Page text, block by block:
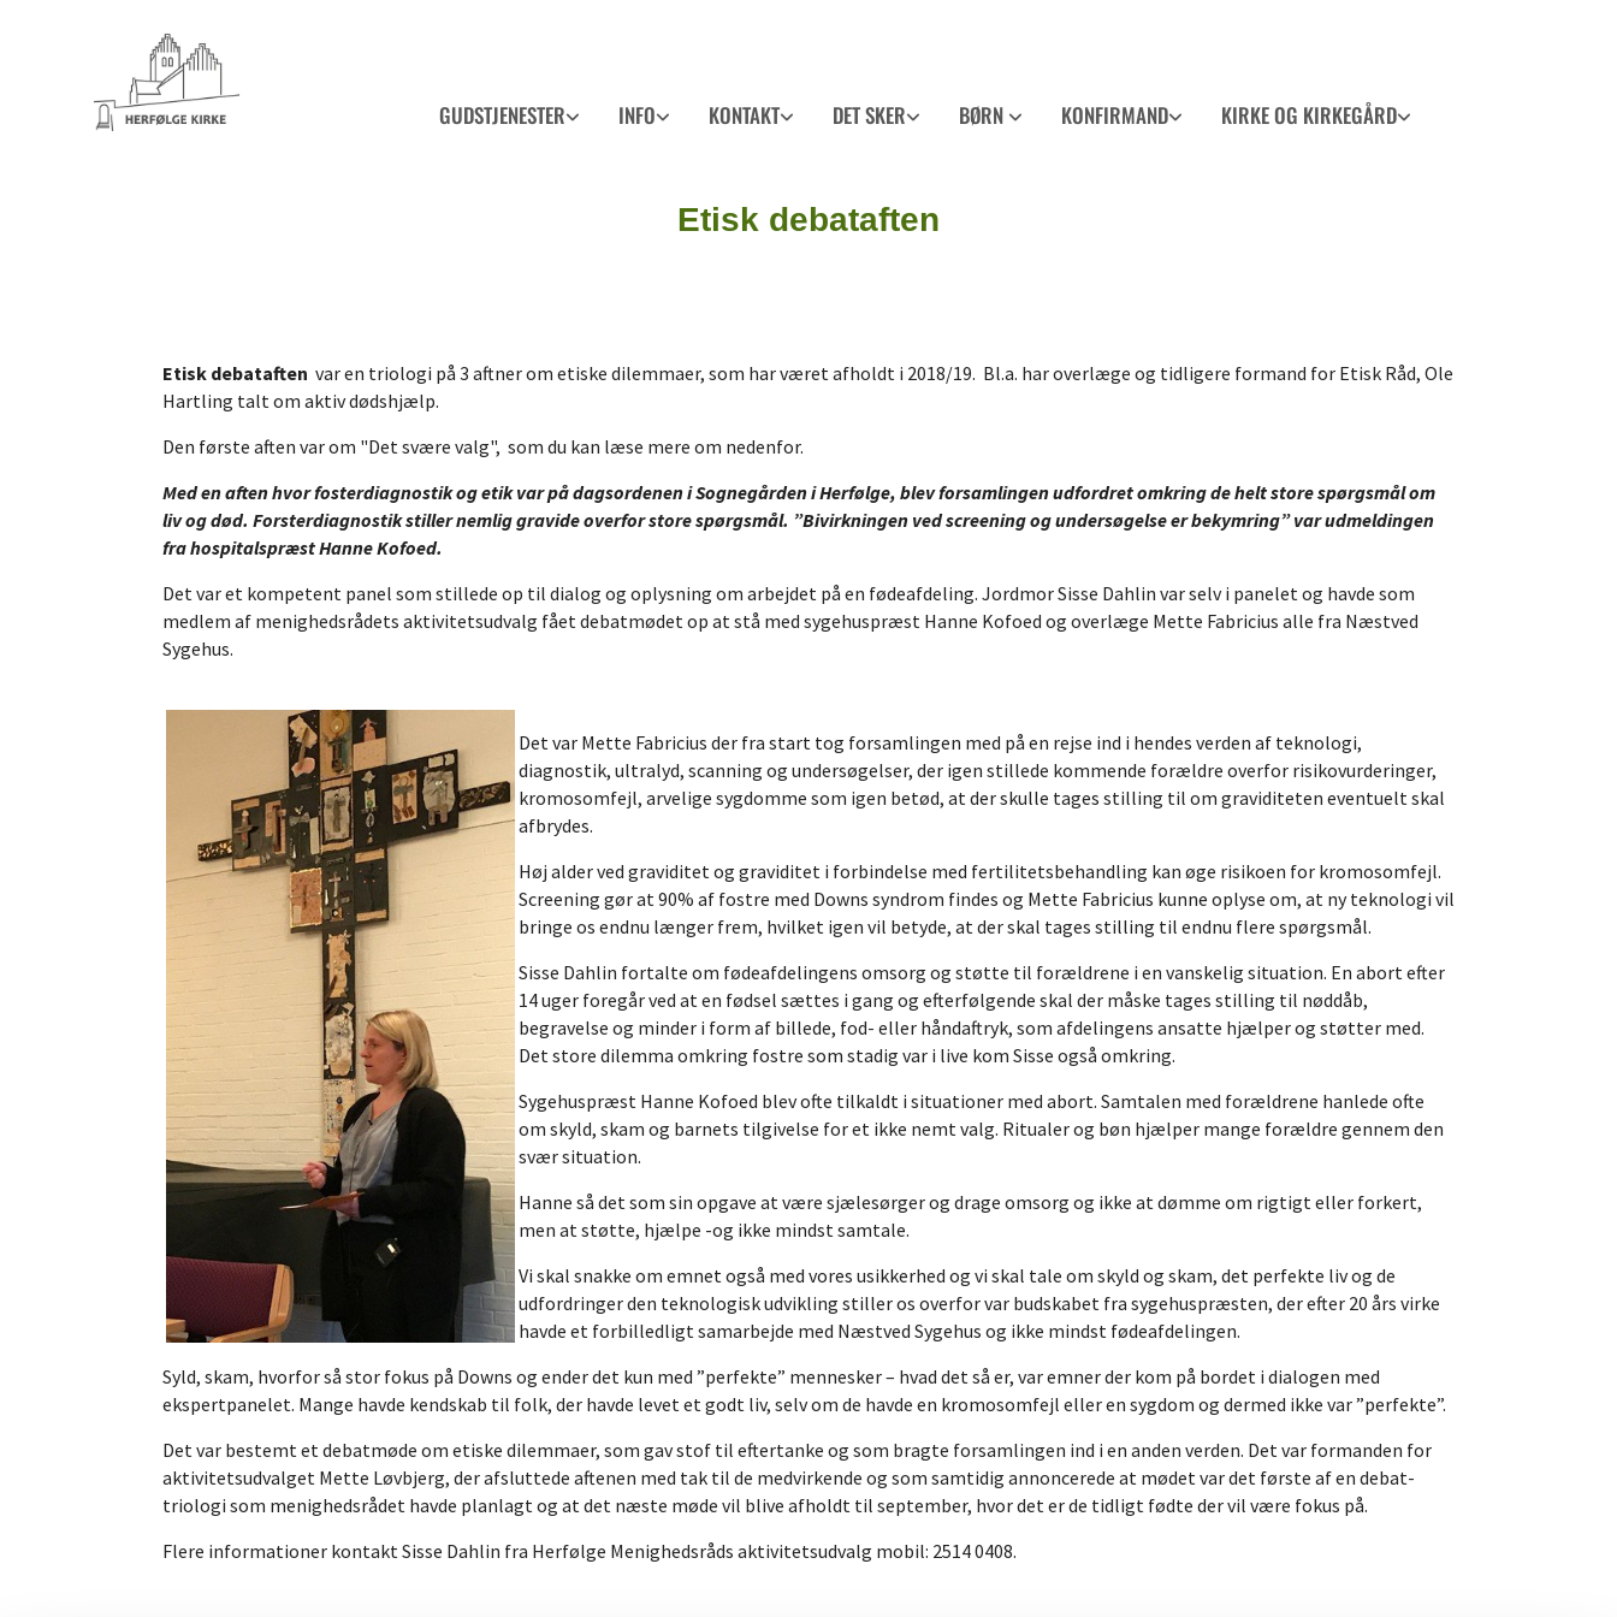
GUDSTJENESTER INFO KONTAKT DET SKER BØRN KONFIRMAND KIRKE OG KIRKEGÅRD
Etisk debataften
Etisk debataften var en triologi på 3 aftner om etiske dilemmaer, som har været afholdt i 2018/19. Bl.a. har overlæge og tidligere formand for Etisk Råd, Ole
Hartling talt om aktiv dødshjælp.
Den første aften var om "Det svære valg", som du kan læse mere om nedenfor.
Med en aften hvor fosterdiagnostik og etik var på dagsordenen i Sognegården i Herfølge, blev forsamlingen udfordret omkring de helt store spørgsmål om
liv og død. Forsterdiagnostik stiller nemlig gravide overfor store spørgsmål. ”Bivirkningen ved screening og undersøgelse er bekymring” var udmeldingen
fra hospitalspræst Hanne Kofoed.
Det var et kompetent panel som stillede op til dialog og oplysning om arbejdet på en fødeafdeling. Jordmor Sisse Dahlin var selv i panelet og havde som
medlem af menighedsrådets aktivitetsudvalg fået debatmødet op at stå med sygehuspræst Hanne Kofoed og overlæge Mette Fabricius alle fra Næstved
Sygehus.
Det var Mette Fabricius der fra start tog forsamlingen med på en rejse ind i hendes verden af teknologi,
diagnostik, ultralyd, scanning og undersøgelser, der igen stillede kommende forældre overfor risikovurderinger,
kromosomfejl, arvelige sygdomme som igen betød, at der skulle tages stilling til om graviditeten eventuelt skal
afbrydes.
Høj alder ved graviditet og graviditet i forbindelse med fertilitetsbehandling kan øge risikoen for kromosomfejl.
Screening gør at 90% af fostre med Downs syndrom findes og Mette Fabricius kunne oplyse om, at ny teknologi vil
bringe os endnu længer frem, hvilket igen vil betyde, at der skal tages stilling til endnu flere spørgsmål.
Sisse Dahlin fortalte om fødeafdelingens omsorg og støtte til forældrene i en vanskelig situation. En abort efter
14 uger foregår ved at en fødsel sættes i gang og efterfølgende skal der måske tages stilling til nøddåb,
begravelse og minder i form af billede, fod- eller håndaftryk, som afdelingens ansatte hjælper og støtter med.
Det store dilemma omkring fostre som stadig var i live kom Sisse også omkring.
Sygehuspræst Hanne Kofoed blev ofte tilkaldt i situationer med abort. Samtalen med forældrene hanlede ofte
om skyld, skam og barnets tilgivelse for et ikke nemt valg. Ritualer og bøn hjælper mange forældre gennem den
svær situation.
Hanne så det som sin opgave at være sjælesørger og drage omsorg og ikke at dømme om rigtigt eller forkert,
men at støtte, hjælpe -og ikke mindst samtale.
Vi skal snakke om emnet også med vores usikkerhed og vi skal tale om skyld og skam, det perfekte liv og de
udfordringer den teknologisk udvikling stiller os overfor var budskabet fra sygehuspræsten, der efter 20 års virke
havde et forbilledligt samarbejde med Næstved Sygehus og ikke mindst fødeafdelingen.
Syld, skam, hvorfor så stor fokus på Downs og ender det kun med ”perfekte” mennesker – hvad det så er, var emner der kom på bordet i dialogen med
ekspertpanelet. Mange havde kendskab til folk, der havde levet et godt liv, selv om de havde en kromosomfejl eller en sygdom og dermed ikke var ”perfekte”.
Det var bestemt et debatmøde om etiske dilemmaer, som gav stof til eftertanke og som bragte forsamlingen ind i en anden verden. Det var formanden for
aktivitetsudvalget Mette Løvbjerg, der afsluttede aftenen med tak til de medvirkende og som samtidig annoncerede at mødet var det første af en debat-
triologi som menighedsrådet havde planlagt og at det næste møde vil blive afholdt til september, hvor det er de tidligt fødte der vil være fokus på.
Flere informationer kontakt Sisse Dahlin fra Herfølge Menighedsråds aktivitetsudvalg mobil: 2514 0408.